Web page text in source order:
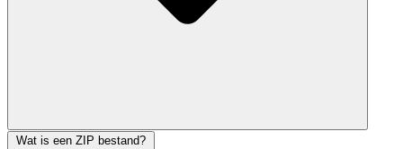
Wat is een ZIP bestand?